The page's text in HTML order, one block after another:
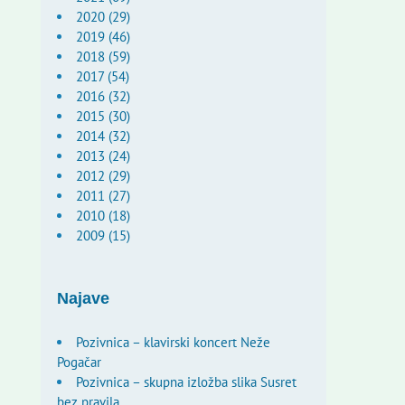
2020 (29)
2019 (46)
2018 (59)
2017 (54)
2016 (32)
2015 (30)
2014 (32)
2013 (24)
2012 (29)
2011 (27)
2010 (18)
2009 (15)
Najave
Pozivnica – klavirski koncert Neže
Pogačar
Pozivnica – skupna izložba slika Susret